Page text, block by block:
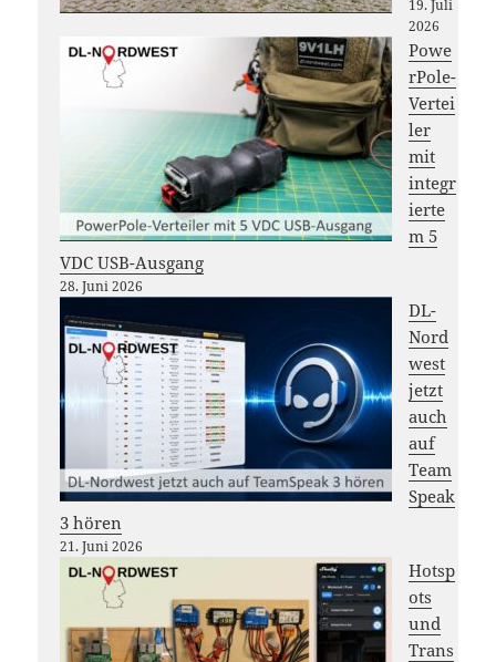
19. Juli
2026
Powe
rPole-
Vertei
ler
mit
integr
ierte
m 5
VDC USB-Ausgang
28. Juni 2026
DL-
Nord
west
jetzt
auch
auf
Team
Speak
3 hören
21. Juni 2026
Hotsp
ots
und
Trans